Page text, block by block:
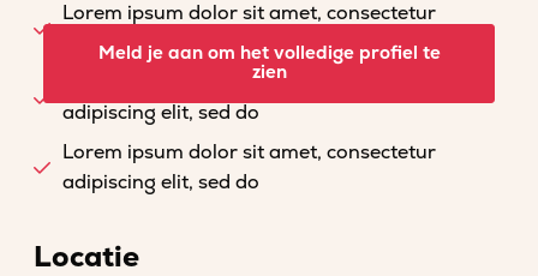
Lorem ipsum dolor sit amet, consectetur
adipiscing elit, sed do
Lorem ipsum dolor sit amet, consectetur
adipiscing elit, sed do
Lorem ipsum dolor sit amet, consectetur
adipiscing elit, sed do
Meld je aan om het volledige profiel te
zien
Locatie